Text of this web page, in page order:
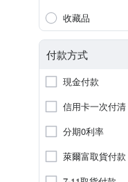
收藏品
付款方式
現金付款
信用卡一次付清
分期0利率
萊爾富取貨付款